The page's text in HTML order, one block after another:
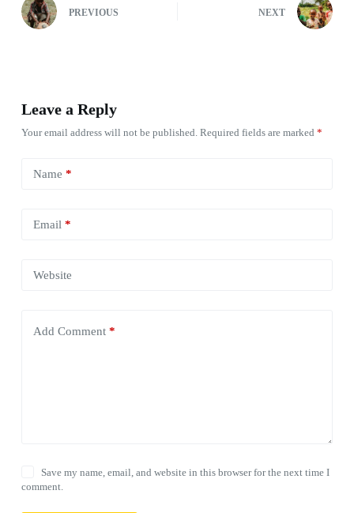
PREVIOUS NEXT
Leave a Reply
Your email address will not be published. Required fields are marked *
Name *
Email *
Website
Add Comment*
Save my name, email, and website in this browser for the next time I
comment.